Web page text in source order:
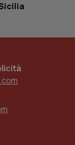
di
traccia
incorporati
del sito web sta
di